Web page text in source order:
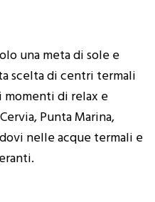
una meta di sole e
scelta di centri termali
di relax e
Punta Marina,
nelle acque termali e